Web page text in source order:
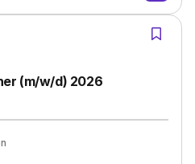
(m/w/d) 2026